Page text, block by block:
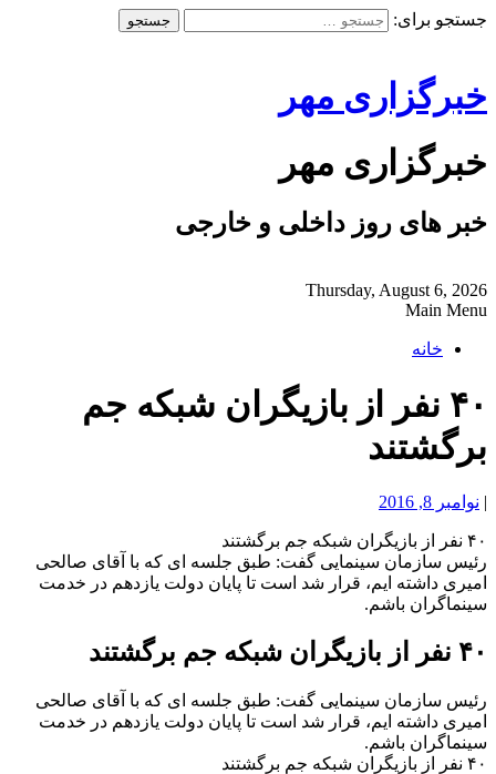
جستجو برای:
خبرگزاری مهر
خبرگزاری مهر
خبر های روز داخلی و خارجی
Thursday, August 6, 2026
Main Menu
خانه
۴۰ نفر از بازیگران شبکه جم
برگشتند
| نوامبر 8, 2016
۴۰ نفر از بازیگران شبکه جم برگشتند
رئیس سازمان سینمایی گفت: طبق جلسه ای که با آقای صالحی
امیری داشته ایم، قرار شد است تا پایان دولت یازدهم در خدمت
سینماگران باشم.
۴۰ نفر از بازیگران شبکه جم برگشتند
رئیس سازمان سینمایی گفت: طبق جلسه ای که با آقای صالحی
امیری داشته ایم، قرار شد است تا پایان دولت یازدهم در خدمت
سینماگران باشم.
۴۰ نفر از بازیگران شبکه جم برگشتند